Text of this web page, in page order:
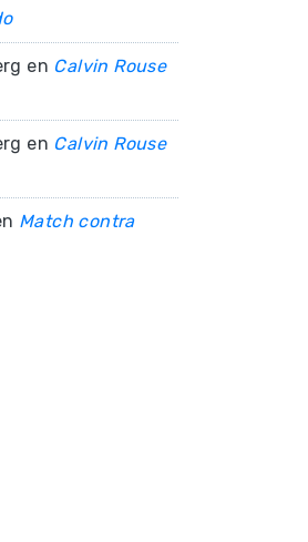
en Calvin Rouse
en Calvin Rouse
Match contra